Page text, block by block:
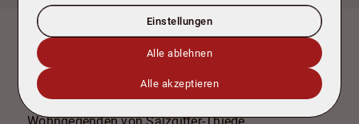
Lage
Diese exzellente Immobilie bietet Ihnen ein
komfortables Zuhause in einer der attraktivsten
Einstellungen
Alle ablehnen
Alle akzeptieren